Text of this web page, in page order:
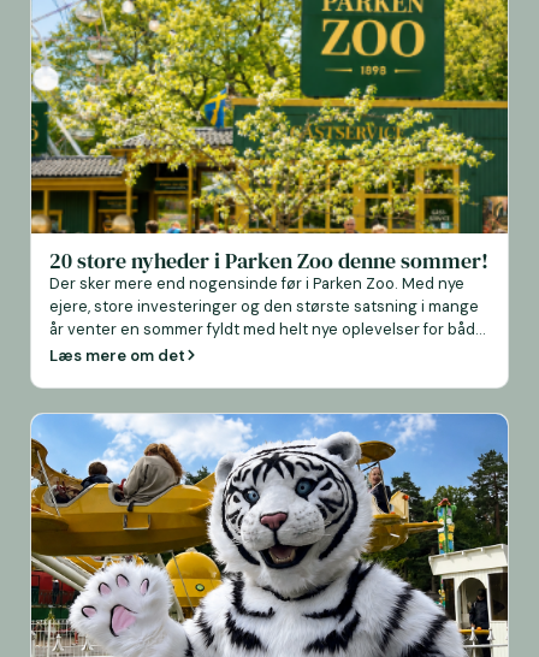
20 store nyheder i Parken Zoo denne sommer!
Der sker mere end nogensinde før i Parken Zoo. Med nye
ejere, store investeringer og den største satsning i mange
år venter en sommer fyldt med helt nye oplevelser for både
store og små. Flere nye dyrearter flytter ind, fire nye
Læs mere om det